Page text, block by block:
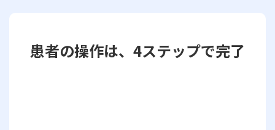
患者の操作は、4ステップで完了